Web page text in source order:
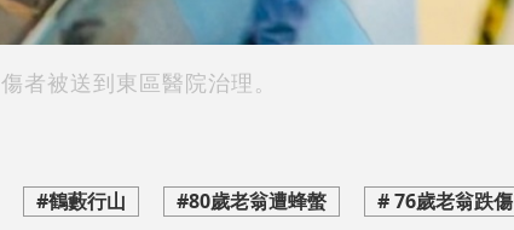
傷者被送到東區醫院治理。
#鶴藪行山 #80歲老翁遭蜂螫 # 76歲老翁跌傷